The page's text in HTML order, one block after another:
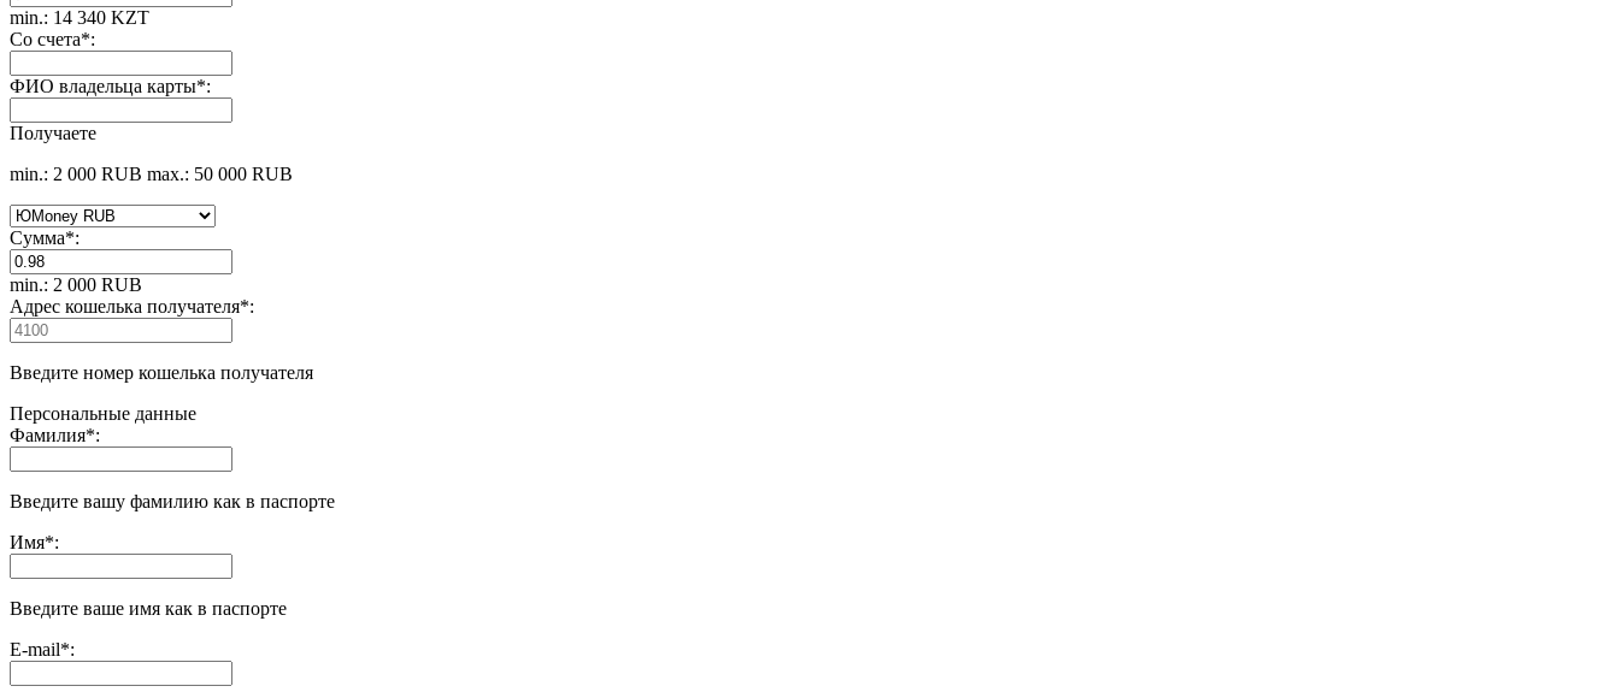
min.: 14 340 KZT
Со счета*:
ФИО владельца карты*:
Получаете
min.: 2 000 RUB max.: 50 000 RUB
Сумма*:
min.: 2 000 RUB
Адрес кошелька получателя*:
Введите номер кошелька получателя
Персональные данные
Фамилия*:
Введите вашу фамилию как в паспорте
Имя*:
Введите ваше имя как в паспорте
E-mail*: